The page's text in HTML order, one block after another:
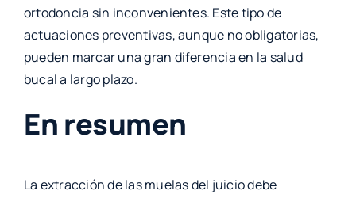
ortodoncia sin inconvenientes. Este tipo de
actuaciones preventivas, aunque no obligatorias,
pueden marcar una gran diferencia en la salud
bucal a largo plazo.
En resumen
La extracción de las muelas del juicio debe